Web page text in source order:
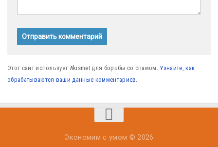
Этот сайт использует Akismet для борьбы со спамом. Узнайте, как
обрабатываются ваши данные комментариев.
Экономим с умом © 2026